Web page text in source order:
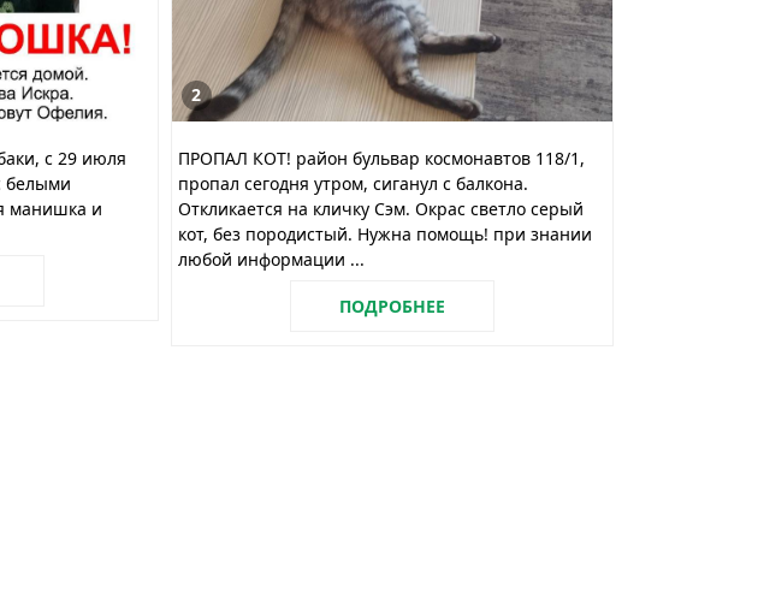
с 29 июля
белыми
манишка и
2
ПРОПАЛ КОТ! район бульвар космонавтов 118/1,
пропал сегодня утром, сиганул с балкона.
Откликается на кличку Сэм. Окрас светло серый
кот, без породистый. Нужна помощь! при знании
любой информации ...
ПОДРОБНЕЕ